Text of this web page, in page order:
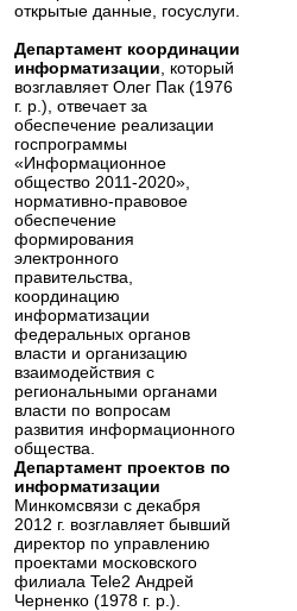
открытые данные, госуслуги.
Департамент координации
информатизации , который
возглавляет Олег Пак (1976
г. р.), отвечает за
обеспечение реализации
госпрограммы
«Информационное
общество 2011-2020»,
нормативно-правовое
обеспечение
формирования
электронного
правительства,
координацию
информатизации
федеральных органов
власти и организацию
взаимодействия с
региональными органами
власти по вопросам
развития информационного
общества.
Департамент проектов по
информатизации
Минкомсвязи с декабря
2012 г. возглавляет бывший
директор по управлению
проектами московского
филиала Tele2 Андрей
Черненко (1978 г. р.).